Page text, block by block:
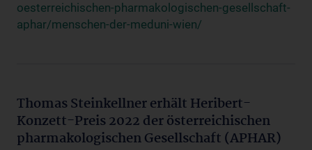
oesterreichischen-pharmakologischen-gesellschaft-
aphar/menschen-der-meduni-wien/
Thomas Steinkellner erhält Heribert-
Konzett-Preis 2022 der österreichischen
pharmakologischen Gesellschaft (APHAR)